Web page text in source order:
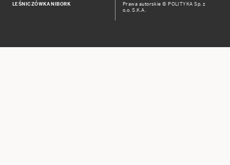
LEŚNICZÓWKA NIBORK
Prawa autorskie © POLITYKA Sp. z
o.o. S.K.A.